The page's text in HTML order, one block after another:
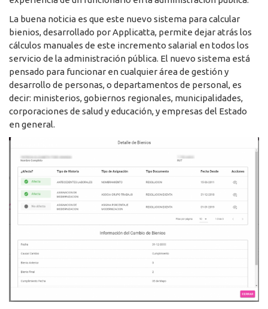
La buena noticia es que este nuevo sistema para calcular
bienios, desarrollado por Applicatta, permite dejar atrás los
cálculos manuales de este incremento salarial en todos los
servicio de la administración pública. El nuevo sistema está
pensado para funcionar en cualquier área de gestión y
desarrollo de personas, o departamentos de personal, es
decir: ministerios, gobiernos regionales, municipalidades,
corporaciones de salud y educación, y empresas del Estado
en general.